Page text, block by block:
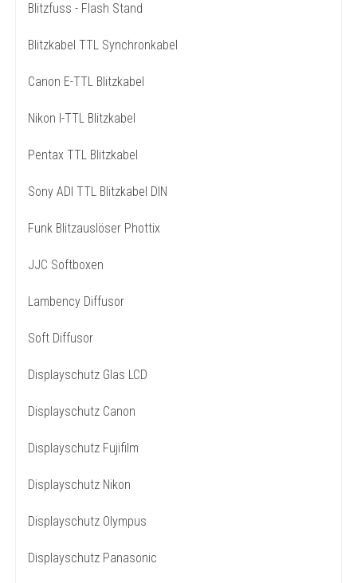
Blitzfuss - Flash Stand
Blitzkabel TTL Synchronkabel
Canon E-TTL Blitzkabel
Nikon I-TTL Blitzkabel
Pentax TTL Blitzkabel
Sony ADI TTL Blitzkabel DIN
Funk Blitzauslöser Phottix
JJC Softboxen
Lambency Diffusor
Soft Diffusor
Displayschutz Glas LCD
Displayschutz Canon
Displayschutz Fujifilm
Displayschutz Nikon
Displayschutz Olympus
Displayschutz Panasonic